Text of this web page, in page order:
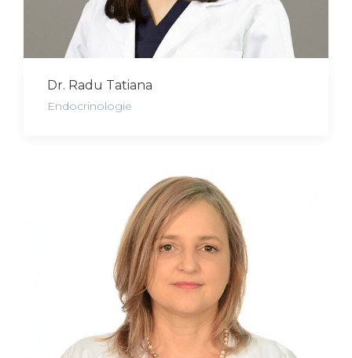
Dr. Radu Tatiana
Endocrinologie